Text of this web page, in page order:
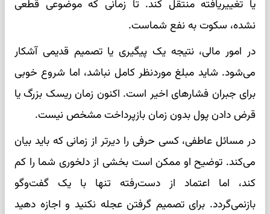
یا تغییر‌یافته منتقل کند. تا زمانی که موضوعی قطعی
نشده، سکوت به نفع شماست.
در امور مالی، نتیجه یک پیگیری یا تصمیم قدیمی آشکار
می‌شود. شاید مبلغ موردنظر کامل نباشد، اما شروع خوبی
برای جبران فشارهای اخیر است. اکنون زمان ریسک بزرگ یا
قرض دادن پول بدون زمان بازپرداخت مشخص نیست.
در مسائل عاطفی، کسی حرفی را دیرتر از زمانی که باید بیان
می‌کند. توضیح او ممکن است بخشی از دلخوری شما را کم
کند، اما اعتماد از دست‌رفته تنها با یک گفت‌وگو
بازنمی‌گردد. برای تصمیم گرفتن عجله نکنید و اجازه دهید